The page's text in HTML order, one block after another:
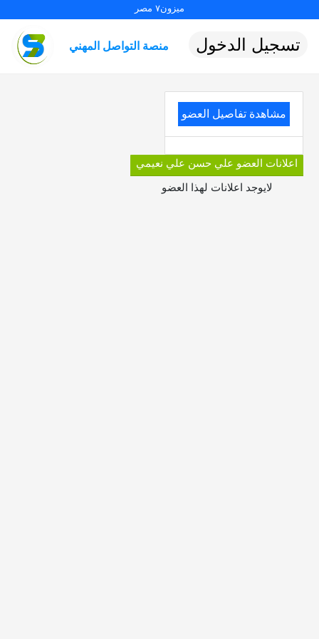
ميزون٧ مصر
منصة التواصل المهني تسجيل الدخول
مشاهدة تفاصيل العضو
اعلانات العضو علي حسن علي نعيمي
لايوجد اعلانات لهذا العضو